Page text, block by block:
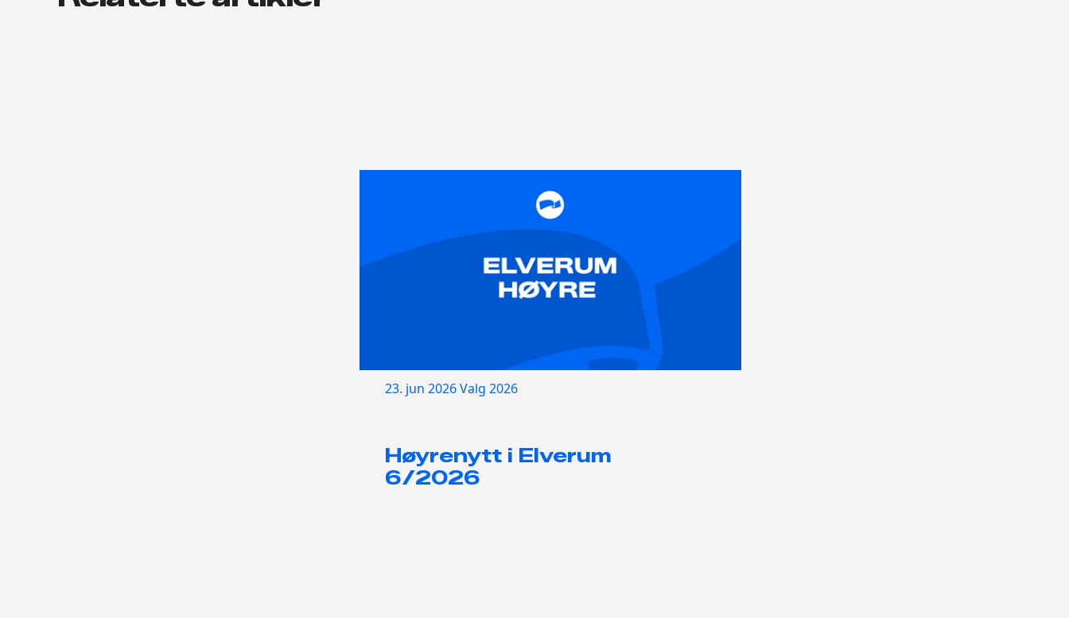
23. jun 2026Valg 2026
Høyrenytt i Elverum
6/2026